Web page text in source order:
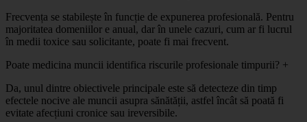
Frecvența se stabilește în funcție de expunerea profesională. Pentru
majoritatea domeniilor e anual, dar în unele cazuri, cum ar fi lucrul
în medii toxice sau solicitante, poate fi mai frecvent.
Poate medicina muncii identifica riscurile profesionale timpurii? +
Da, unul dintre obiectivele principale este să detecteze din timp
efectele nocive ale muncii asupra sănătății, astfel încât să poată fi
evitate afecțiuni cronice sau ireversibile.